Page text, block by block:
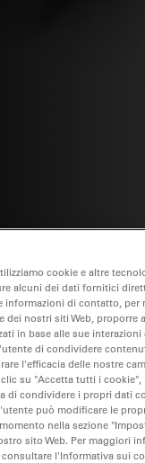
cookie e altre
alcuni dei dati fornitici
informazioni di contatto, per
dei nostri siti Web, proporre
in base alle sue
di condividere
l'efficacia delle nostre
su "Accetta tutti i
di condividere i propri dati
può modificare le
nella sezione
sito Web. Per maggiori
l'Informativa sui